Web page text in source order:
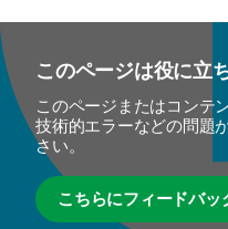
このページは役に立
このページまたはコンテ
技術的エラーなどの問題
さい。
こちらにフィードバ